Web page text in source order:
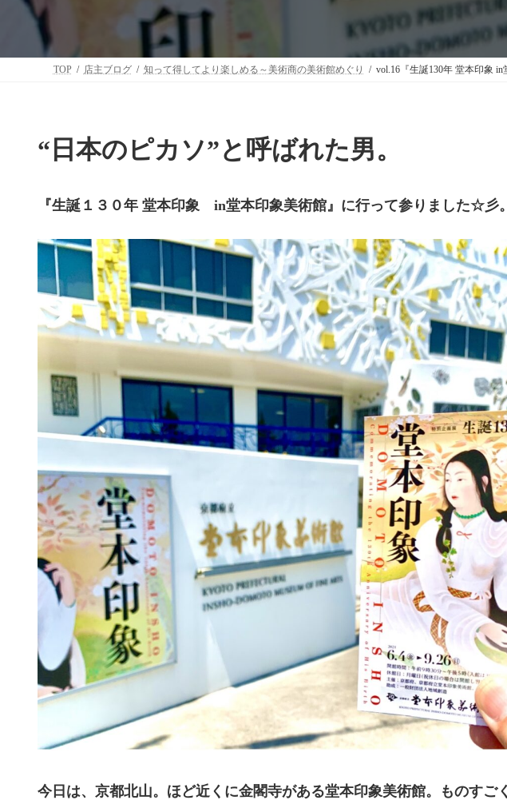
TOP 店主ブログ 知って得してより楽しめる～美術商の美術館めぐり vol.16『生誕130年 堂本印象 in
“日本のピカソ”と呼ばれた男。
『生誕１３０年 堂本印象 in堂本印象美術館』に行って参りました☆彡。
今日は、京都北山。ほど近くに金閣寺がある堂本印象美術館。ものすご